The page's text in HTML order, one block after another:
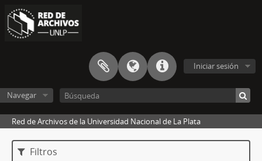
Iniciar sesión
Navegar
Red de Archivos de la Universidad Nacional de La Plata
Filtros